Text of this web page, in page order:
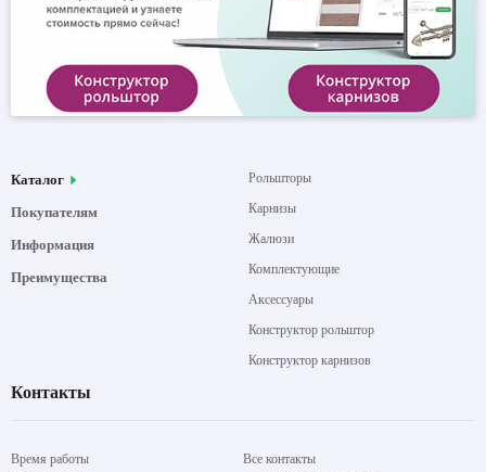
Каталог
Покупателям
Информация
Преимущества
Рольшторы
Карнизы
Жалюзи
Комплектующие
Аксессуары
Конструктор рольштор
Конструктор карнизов
Контакты
Время работы
Все контакты